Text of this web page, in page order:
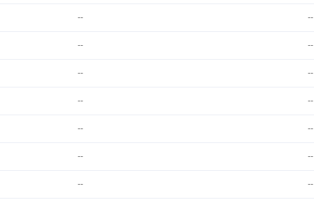
-- --
-- --
-- --
-- --
-- --
-- --
-- --